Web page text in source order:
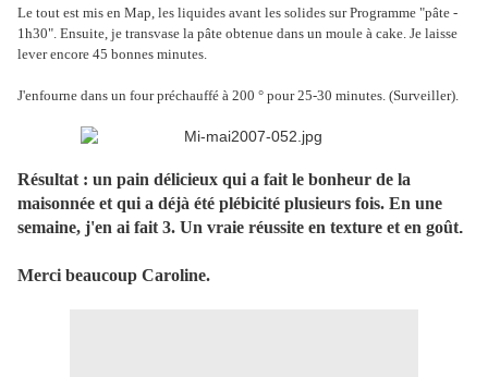
Le tout est mis en Map, les liquides avant les solides sur Programme "pâte -
1h30". Ensuite, je transvase la pâte obtenue dans un moule à cake. Je laisse
lever encore 45 bonnes minutes.
J'enfourne dans un four préchauffé à 200 ° pour 25-30 minutes. (Surveiller).
Résultat : un pain délicieux qui a fait le bonheur de la
maisonnée et qui a déjà été plébicité plusieurs fois. En une
semaine, j'en ai fait 3. Un vraie réussite en texture et en goût.
Merci beaucoup Caroline.